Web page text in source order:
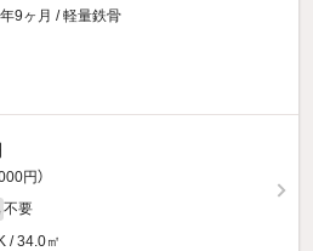
9ヶ月 / 軽量鉄骨
円）
不要
/ 34.0㎡